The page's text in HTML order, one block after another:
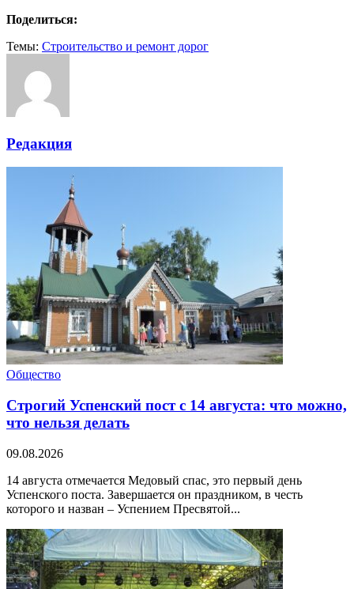
Поделиться:
Темы: Строительство и ремонт дорог
Редакция
Общество
Строгий Успенский пост с 14 августа: что можно,
что нельзя делать
09.08.2026
14 августа отмечается Медовый спас, это первый день
Успенского поста. Завершается он праздником, в честь
которого и назван – Успением Пресвятой...